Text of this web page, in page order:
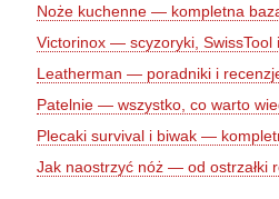
Noże kuchenne — kompletna
Victorinox — scyzoryki, SwissTool
Leatherman — poradniki i
Patelnie — wszystko, co warto
Plecaki survival i biwak —
Jak naostrzyć nóż — od ostrzałki